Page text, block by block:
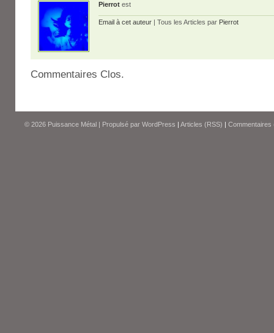
Pierrot est
Email à cet auteur | Tous les Articles par Pierrot
Commentaires Clos.
© 2026 Puissance Métal | Propulsé par WordPress | Articles (RSS) | Commentaires